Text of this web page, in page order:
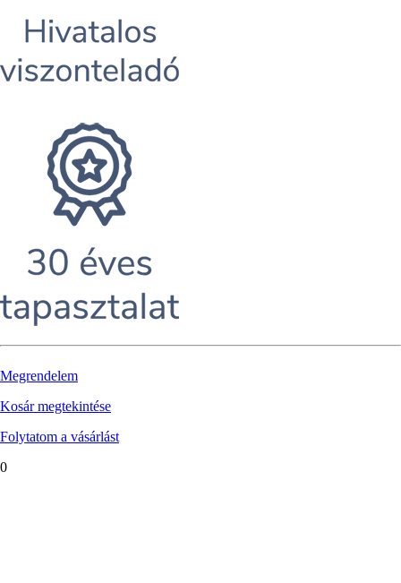
Megrendelem
Kosár megtekintése
Folytatom a vásárlást
0